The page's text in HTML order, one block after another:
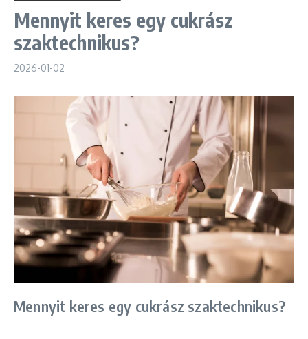
Mennyit keres egy cukrász
szaktechnikus?
2026-01-02
Mennyit keres egy cukrász szaktechnikus?